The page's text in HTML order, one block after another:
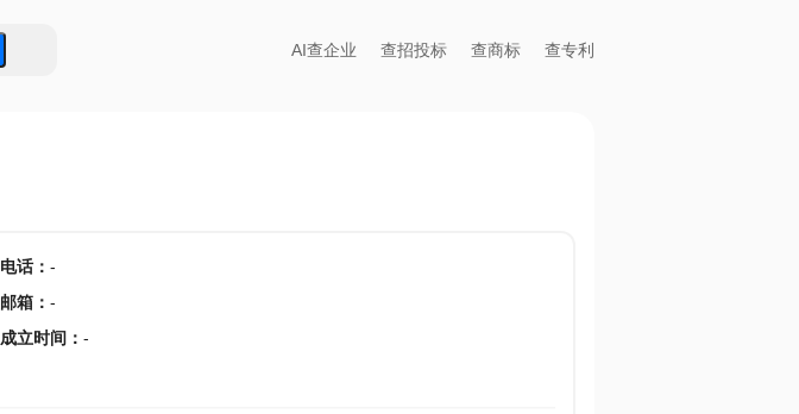
AI查企业 查招投标 查商标 查专利
电话： -
邮箱 ： -
成立时间 ： -